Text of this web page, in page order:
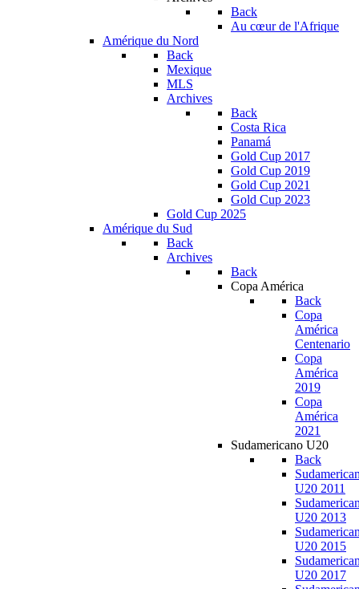
Back
Au cœur de l'Afrique
Amérique du Nord
Back
Mexique
MLS
Archives
Back
Costa Rica
Panamá
Gold Cup 2017
Gold Cup 2019
Gold Cup 2021
Gold Cup 2023
Gold Cup 2025
Amérique du Sud
Back
Archives
Back
Copa América
Back
Copa
América
Centenario
Copa
América
2019
Copa
América
2021
Sudamericano U20
Back
U20 2011
U20 2013
U20 2015
U20 2017